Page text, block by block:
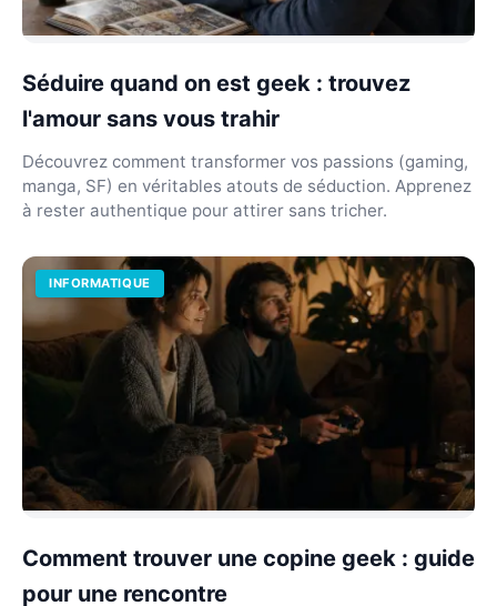
Séduire quand on est geek : trouvez
l'amour sans vous trahir
Découvrez comment transformer vos passions (gaming,
manga, SF) en véritables atouts de séduction. Apprenez
à rester authentique pour attirer sans tricher.
INFORMATIQUE
Comment trouver une copine geek : guide
pour une rencontre